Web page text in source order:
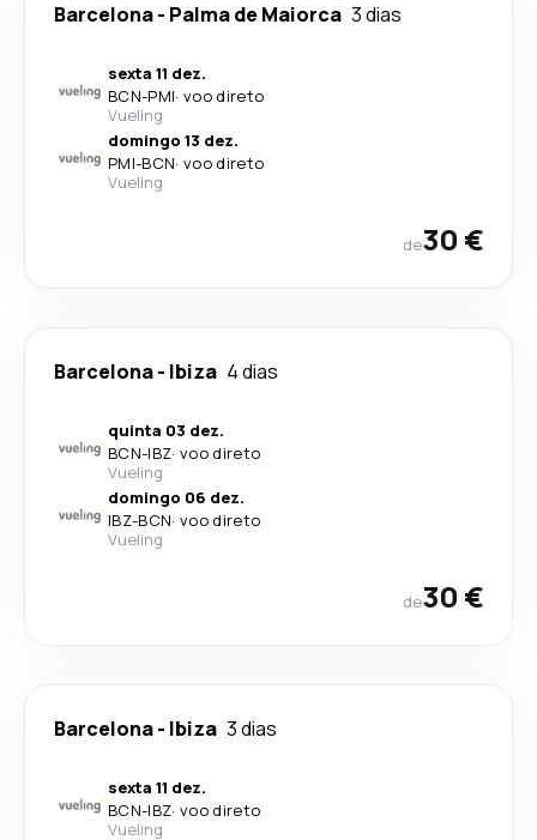
Barcelona- Palma de Maiorca 3 dias
sexta 11 dez.
BCN-PMI· voo direto
Vueling
domingo 13 dez.
PMI-BCN· voo direto
Vueling
de30 €
Barcelona- Ibiza 4 dias
quinta 03 dez.
BCN-IBZ· voo direto
Vueling
domingo 06 dez.
IBZ-BCN· voo direto
Vueling
de30 €
Barcelona- Ibiza 3 dias
sexta 11 dez.
BCN-IBZ· voo direto
Vueling